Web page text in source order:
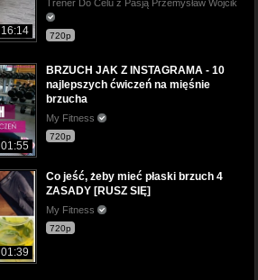
16:14
Trener Do Celu z Pasją Przemysław Wójcik
720p
01:55
BRZUCH JAK Z INSTAGRAMA - 10
najlepszych ćwiczeń na mięśnie
brzucha
My Fitness
720p
01:39
Co jeść, żeby mieć płaski brzuch 4
ZASADY [RUSZ SIĘ]
My Fitness
720p